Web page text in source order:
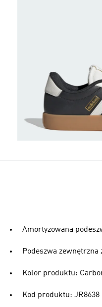
Amortyzowana
Podeszwa
Kolor produktu:
Kod produktu: JR8638